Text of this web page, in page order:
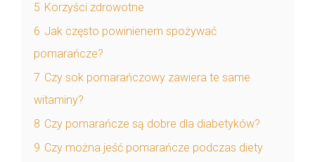
5 Korzyści zdrowotne
6 Jak często powinienem spożywać
pomarańcze?
7 Czy sok pomarańczowy zawiera te same
witaminy?
8 Czy pomarańcze są dobre dla diabetyków?
9 Czy można jeść pomarańcze podczas diety